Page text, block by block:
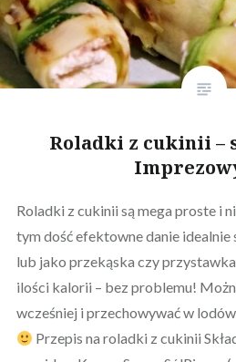
Roladki z cukinii –
Roladki z cukinii są mega proste i
tym dość efektowne danie idealnie
lub jako przekąska czy
ilości kalorii – bez problemu!
wcześniej i przechowywać w
Przepis na roladki z cukinii